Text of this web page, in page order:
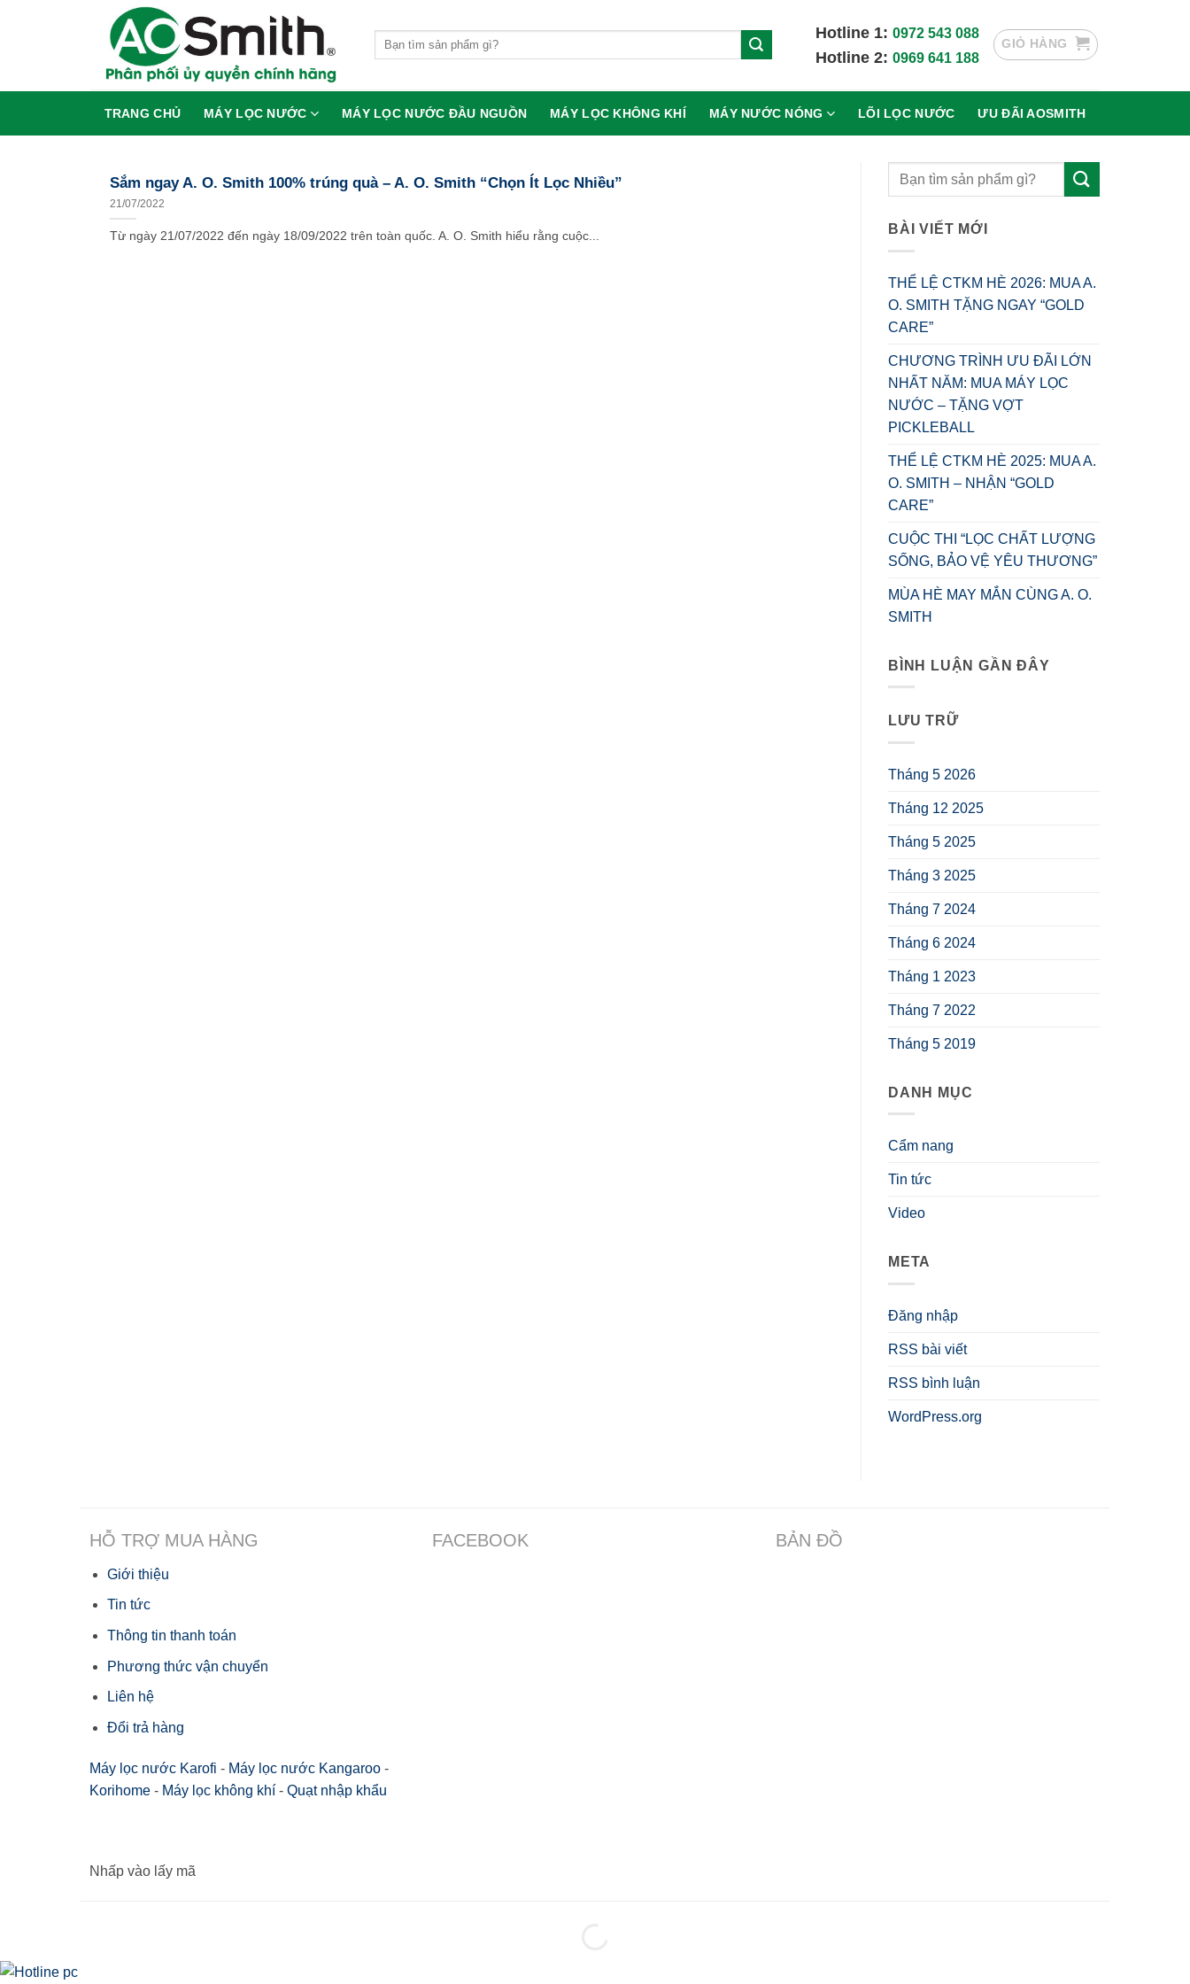
Tìm
kiếm:
Hotline 1:0972 543 088
Hotline 2:0969 641 188
GIỎ HÀNG
TRANG CHỦ MÁY LỌC NƯỚC MÁY LỌC NƯỚC ĐẦU NGUỒN MÁY LỌC KHÔNG KHÍ MÁY NƯỚC NÓNG LÕI LỌC NƯỚC ƯU ĐÃI AOSMITH
Sắm ngay A. O. Smith 100% trúng quà – A. O. Smith “Chọn Ít Lọc Nhiều”
21/07/2022
Từ ngày 21/07/2022 đến ngày 18/09/2022 trên toàn quốc. A. O. Smith hiểu rằng cuộc... BÀI VIẾT MỚI
THỂ LỆ CTKM HÈ 2026: MUA A.
O. SMITH TẶNG NGAY “GOLD
CARE”
CHƯƠNG TRÌNH ƯU ĐÃI LỚN
NHẤT NĂM: MUA MÁY LỌC
NƯỚC – TẶNG VỢT
PICKLEBALL
THỂ LỆ CTKM HÈ 2025: MUA A.
O. SMITH – NHẬN “GOLD
CARE”
CUỘC THI “LỌC CHẤT LƯỢNG
SỐNG, BẢO VỆ YÊU THƯƠNG”
MÙA HÈ MAY MẮN CÙNG A. O.
SMITH
BÌNH LUẬN GẦN ĐÂY
LƯU TRỮ
Tháng 5 2026
Tháng 12 2025
Tháng 5 2025
Tháng 3 2025
Tháng 7 2024
Tháng 6 2024
Tháng 1 2023
Tháng 7 2022
Tháng 5 2019
DANH MỤC
Cẩm nang
Tin tức
Video
META
Đăng nhập
RSS bài viết
RSS bình luận
WordPress.org
HỖ TRỢ MUA HÀNG
Giới thiệu
Tin tức
Thông tin thanh toán
Phương thức vận chuyển
Liên hệ
Đổi trả hàng
Máy lọc nước Karofi - Máy lọc nước Kangaroo-
Korihome- Máy lọc không khí- Quạt nhập khẩu
Nhấp vào lấy mã
FACEBOOK BẢN ĐỒ